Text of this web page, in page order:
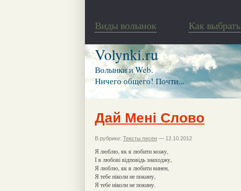
Виды волынок Как выбрать
Volynki.ru
Волынки и Web.
Ничего общего! Почти...
Дай Мені Слово
В рубрике: Тексты песен — 12.10.2012
Я люблю, як я любити можу,
І в любові відповідь знаходжу,
Я люблю, як я любити винен,
Я тебе ніколи не покину,
Я тебе ніколи не покину.